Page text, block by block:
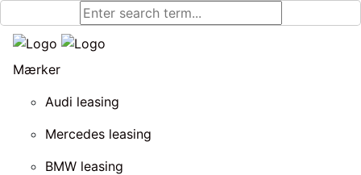
Mærker
Audi leasing
Mercedes leasing
BMW leasing